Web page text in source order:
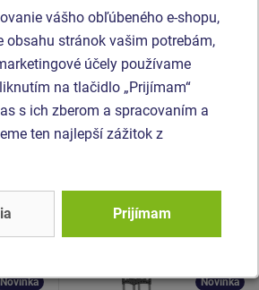
vyrobené z HPL (vysokotlakový
ktorý sa vyznačuje vysokou
proti poškriabaniu a
Všetok spojovací materiál je
Novinka
Produkt - UNH-1029K-10
Novinka
vášho obľúbeného e-shopu,
obsahu stránok vašim potrebám,
účely používame
na tlačidlo „Prijímam“
s ich zberom a spracovaním a
ten najlepší zážitok z
Prijímam